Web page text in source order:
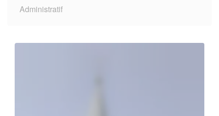
Administratif